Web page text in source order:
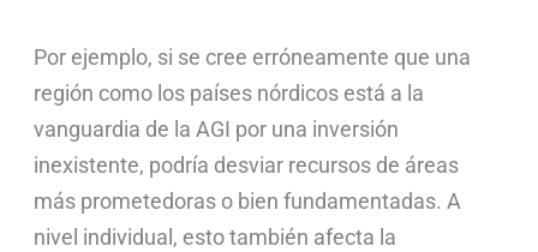
Por ejemplo, si se cree erróneamente que una
región como los países nórdicos está a la
vanguardia de la AGI por una inversión
inexistente, podría desviar recursos de áreas
más prometedoras o bien fundamentadas. A
nivel individual, esto también afecta la